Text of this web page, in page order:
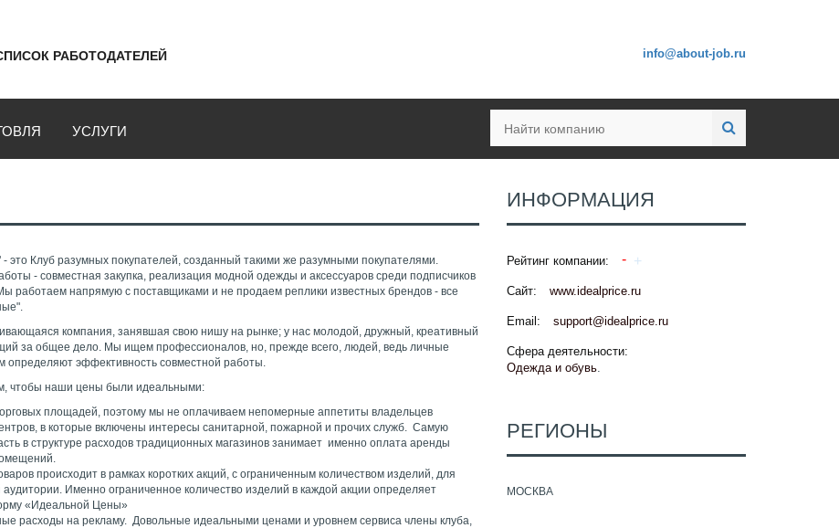
РАБОТОДАТЕЛЕЙ info@about-job.ru
УСЛУГИ
это Клуб разумных покупателей, созданный такими же разумными покупателями.
- совместная закупка, реализация модной одежды и аксессуаров среди подписчиков
работаем напрямую с поставщиками и не продаем реплики известных брендов - все
компания, занявшая свою нишу на рынке; у нас молодой, дружный, креативный
за общее дело. Мы ищем профессионалов, но, прежде всего, людей, ведь личные
определяют эффективность совместной работы.
чтобы наши цены были идеальными:
площадей, поэтому мы не оплачиваем непомерные аппетиты владельцев
в которые включены интересы санитарной, пожарной и прочих служб. Самую
в структуре расходов традиционных магазинов занимает именно оплата аренды
происходит в рамках коротких акций, с ограниченным количеством изделий, для
Именно ограниченное количество изделий в каждой акции определяет
«Идеальной Цены»
расходы на рекламу. Довольные идеальными ценами и уровнем сервиса члены клуба,
ИНФОРМАЦИЯ
Рейтинг компании:
Сайт: www.idealprice.ru
Email: support@idealprice.ru
Сфера деятельности:
Одежда и обувь.
РЕГИОНЫ
МОСКВА